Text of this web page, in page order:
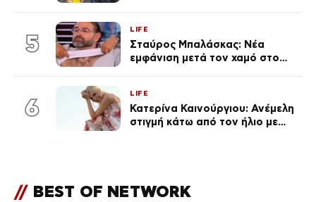
5
LIFE
Σταύρος Μπαλάσκας: Νέα
εμφάνιση μετά τον χαμό στο
6
LIFE
Κατερίνα Καινούργιου: Ανέμελη
στιγμή κάτω από τον ήλιο με
// BEST OF NETWORK